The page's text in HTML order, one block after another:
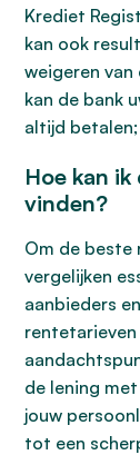
Krediet
kan ook
weigeren van
kan de bank
altijd
Hoe kan
vinden?
Om de beste
vergelijken
aanbieders
de lening
jouw
tot een